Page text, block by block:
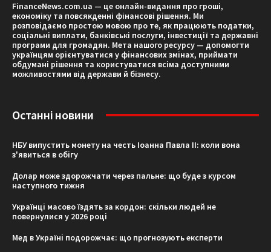
FinanceNews.com.ua — це онлайн-видання про гроші,
економіку та повсякденні фінансові рішення. Ми
розповідаємо простою мовою про те, як працюють податки,
соціальні виплати, банківські послуги, інвестиції та державні
програми для громадян. Мета нашого ресурсу — допомогти
українцям орієнтуватися у фінансових змінах, приймати
обдумані рішення та користуватися всіма доступними
можливостями від держави й бізнесу.
Останні новини
НБУ випустить монету на честь Іоанна Павла II: коли вона
з'явиться в обігу
Долар може здорожчати через пальне: що буде з курсом
наступного тижня
Українці масово їздять за кордон: скільки людей не
повернулися у 2026 році
Мед в Україні подорожчає: що прогнозують експерти